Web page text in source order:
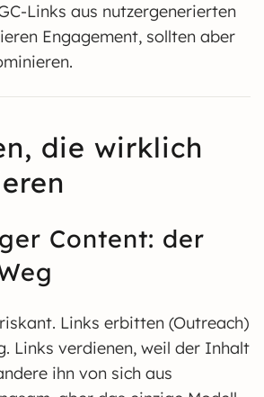
Links aus nutzergenerierten
Engagement, sollten aber
die wirklich
Content: der
Links erbitten (Outreach)
Links verdienen, weil der Inhalt
ihn von sich aus